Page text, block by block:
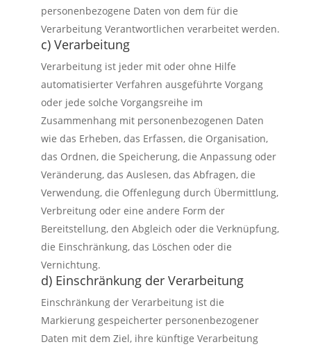
personenbezogene Daten von dem für die
Verarbeitung Verantwortlichen verarbeitet werden.
c) Verarbeitung
Verarbeitung ist jeder mit oder ohne Hilfe
automatisierter Verfahren ausgeführte Vorgang
oder jede solche Vorgangsreihe im
Zusammenhang mit personenbezogenen Daten
wie das Erheben, das Erfassen, die Organisation,
das Ordnen, die Speicherung, die Anpassung oder
Veränderung, das Auslesen, das Abfragen, die
Verwendung, die Offenlegung durch Übermittlung,
Verbreitung oder eine andere Form der
Bereitstellung, den Abgleich oder die Verknüpfung,
die Einschränkung, das Löschen oder die
Vernichtung.
d) Einschränkung der Verarbeitung
Einschränkung der Verarbeitung ist die
Markierung gespeicherter personenbezogener
Daten mit dem Ziel, ihre künftige Verarbeitung